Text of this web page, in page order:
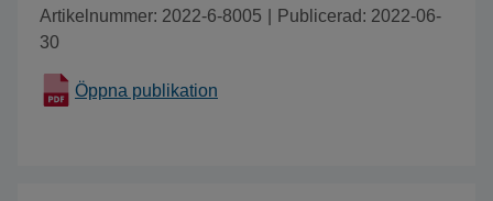
Artikelnummer: 2022-6-8005
Publicerad: 2022-06-
30
Öppna publikation